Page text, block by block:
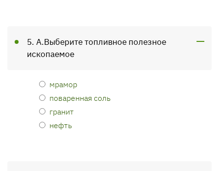
5. А.Выберите топливное полезное
ископаемое
мрамор
поваренная соль
гранит
нефть